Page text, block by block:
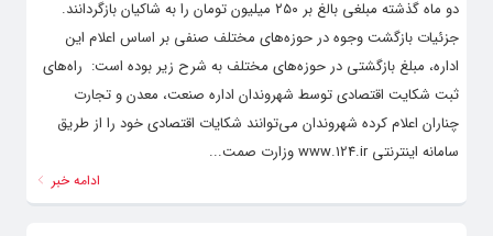
دو ماه گذشته مبلغی بالغ بر ۲۵۰ میلیون تومان را به شاکیان بازگردانند. ‌
جزئیات بازگشت وجوه در حوزه‌های مختلف صنفی بر اساس اعلام این
اداره، مبلغ بازگشتی در حوزه‌های مختلف به شرح زیر بوده است: ‌ راه‌های
ثبت شکایت اقتصادی توسط شهروندان اداره صنعت، معدن و تجارت
چناران اعلام کرده شهروندان می‌توانند شکایات اقتصادی خود را از طریق
سامانه اینترنتی www.124.ir وزارت صمت...
ادامه خبر